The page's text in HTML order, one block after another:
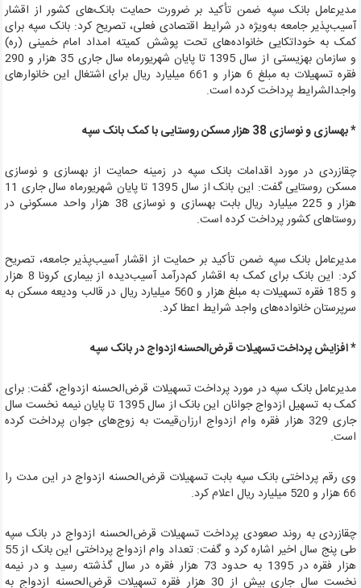
بانک سپه ضمن تأکید بر ضرورت حمایت بانک‌های کشور از اقشار
جامعه به‌ویژه در شرایط اقتصادی فعلی، تصریح کرد: بانک سپه برای
به خوداتکایی خانواده‌های تحت پوشش کمیته امداد امام خمینی (ره)
و سازمان بهزیستی از سال 1395 تا پایان شهریورماه سال جاری 35 هزار و 290
فقره تسهیلات به مبلغ 6 هزار و 661 میلیارد ریال برای اشتغال این خانوارهای
پرداخت کرده است.
و نوسازی 38 هزار مسکن روستایی با کمک بانک سپه
در مورد اقدامات بانک سپه در زمینه حمایت از بهسازی و نوسازی
مسکن روستایی گفت: این بانک از سال 1395 تا پایان شهریورماه سال جاری 11
هزار و 225 میلیارد ریال بابت بهسازی و نوسازی 38 هزار واحد مسکونی در
کشور پرداخت کرده است.
بانک سپه ضمن تأکید بر حمایت از اقشار آسیب‌پذیر جامعه، تصریح
کرد: این بانک برای کمک به اقشار کم‌درآمد آسیب‌دیده از بیماری کرونا 8 هزار
و 185 فقره تسهیلات به مبلغ هزار و 560 میلیارد ریال در قالب ودیعه مسکن به
خانواده‌های واجد شرایط اعطا کرد.
افزایش پرداخت تسهیلات قرض‌الحسنه ازدواج در بانک سپه
بانک سپه در مورد پرداخت تسهیلات قرض‌الحسنه ازدواج، گفت: برای
کمک به تسهیل ازدواج جوانان این بانک از سال 1395 تا پایان نیمه نخست سال
جاری 329 هزار فقره وام ازدواج ارزان‌قیمت به زوج‌های جوان پرداخت کرده
رقم پرداختی بانک سپه بابت تسهیلات قرض‌الحسنه ازدواج در این مدت را
ریال اعلام کرد.
به روند صعودی پرداخت تسهیلات قرض‌الحسنه ازدواج در بانک سپه
طی پنج سال اخیر اشاره کرد و گفت: تعداد وام ازدواج پرداختی این بانک از 55
هزار فقره در 1395 به حدود 73 هزار فقره در سال گذشته رسید و در نیمه
نخست سال جاری بیش از 30 هزار فقره تسهیلات قرض‌الحسنه ازدواج به